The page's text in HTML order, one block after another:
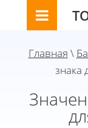
Главная \
знака